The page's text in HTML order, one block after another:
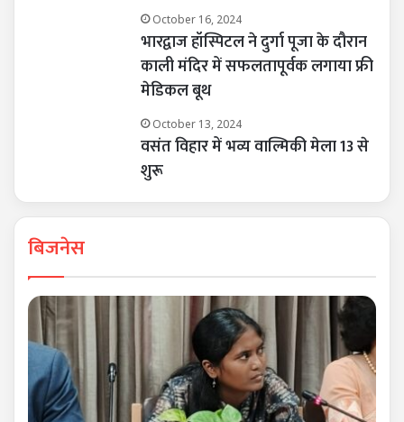
October 16, 2024
भारद्वाज हॉस्पिटल ने दुर्गा पूजा के दौरान
काली मंदिर में सफलतापूर्वक लगाया फ्री
मेडिकल बूथ
October 13, 2024
वसंत विहार में भव्य वाल्मिकी मेला 13 से
शुरू
बिजनेस